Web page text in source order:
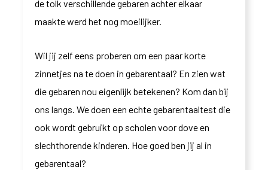
de tolk verschillende gebaren achter elkaar
maakte werd het nog moeilijker.
Wil jij zelf eens proberen om een paar korte
zinnetjes na te doen in gebarentaal? En zien wat
die gebaren nou eigenlijk betekenen? Kom dan bij
ons langs. We doen een echte gebarentaaltest die
ook wordt gebruikt op scholen voor dove en
slechthorende kinderen. Hoe goed ben jij al in
gebarentaal?